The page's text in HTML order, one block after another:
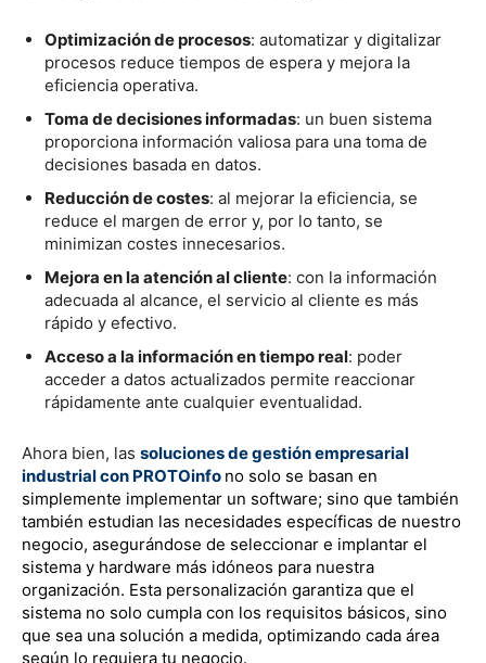
Optimización de procesos: automatizar y digitalizar
procesos reduce tiempos de espera y mejora la
eficiencia operativa.
Toma de decisiones informadas: un buen sistema
proporciona información valiosa para una toma de
decisiones basada en datos.
Reducción de costes: al mejorar la eficiencia, se
reduce el margen de error y, por lo tanto, se
minimizan costes innecesarios.
Mejora en la atención al cliente: con la información
adecuada al alcance, el servicio al cliente es más
rápido y efectivo.
Acceso a la información en tiempo real: poder
acceder a datos actualizados permite reaccionar
rápidamente ante cualquier eventualidad.
Ahora bien, las soluciones de gestión empresarial
industrial con PROTOinfo no solo se basan en
simplemente implementar un software; sino que también
también estudian las necesidades específicas de nuestro
negocio, asegurándose de seleccionar e implantar el
sistema y hardware más idóneos para nuestra
organización. Esta personalización garantiza que el
sistema no solo cumpla con los requisitos básicos, sino
que sea una solución a medida, optimizando cada área
según lo requiera tu negocio.